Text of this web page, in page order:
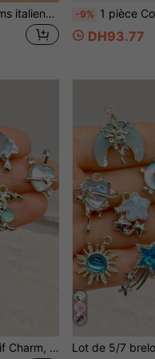
20 pièces Bracelets charms italiens à la mode de couleur dorée, bijoux en acier inoxydable, combinaison de modules aléatoires pour bracelets, bracelets de cheville, bagues, colliers, charms, amulettes, petits accessoires, artisanat de fabrication de bijoux -9% 1 pièce Collier élégant à la mode avec boucle en forme de cœur brillant et chaîne
DH93.77
12 pièces Perles pendentif Charm, Style Y2K Papillon, Nuage, Étoile, Soleil, Cœur, Lune, Couronne Charms pour la fabrication de bijoux DIY, Collier, Boucles d'oreilles, Bracelet, Accessoires de porte-clés, Cadeau parfait et port quotidien